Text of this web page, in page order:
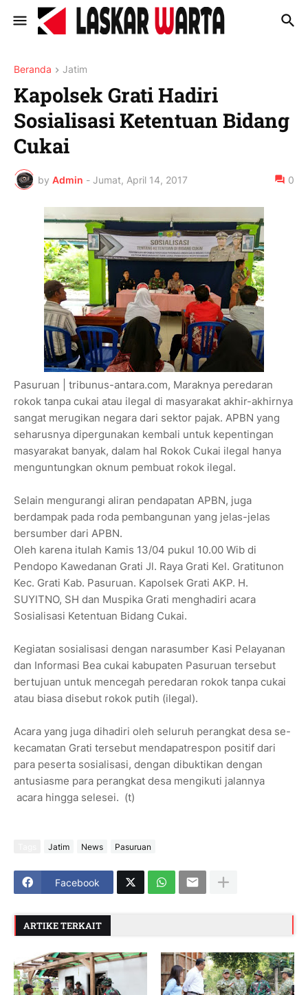
Beranda Jatim
Kapolsek Grati Hadiri
Sosialisasi Ketentuan Bidang
Cukai
by Admin - Jumat, April 14, 2017 0
Pasuruan | tribunus-antara.com, Maraknya peredaran
rokok tanpa cukai atau ilegal di masyarakat akhir-akhirnya
sangat merugikan negara dari sektor pajak. APBN yang
seharusnya dipergunakan kembali untuk kepentingan
masyarakat banyak, dalam hal Rokok Cukai ilegal hanya
menguntungkan oknum pembuat rokok ilegal.
Selain mengurangi aliran pendapatan APBN, juga
berdampak pada roda pembangunan yang jelas-jelas
bersumber dari APBN.
Oleh karena itulah Kamis 13/04 pukul 10.00 Wib di
Pendopo Kawedanan Grati Jl. Raya Grati Kel. Gratitunon
Kec. Grati Kab. Pasuruan. Kapolsek Grati AKP. H.
SUYITNO, SH dan Muspika Grati menghadiri acara
Sosialisasi Ketentuan Bidang Cukai.
Kegiatan sosialisasi dengan narasumber Kasi Pelayanan
dan Informasi Bea cukai kabupaten Pasuruan tersebut
bertujuan untuk mencegah peredaran rokok tanpa cukai
atau biasa disebut rokok putih (ilegal).
Acara yang juga dihadiri oleh seluruh perangkat desa se-
kecamatan Grati tersebut mendapatrespon positif dari
para peserta sosialisasi, dengan dibuktikan dengan
antusiasme para perangkat desa mengikuti jalannya
acara hingga selesei. (t)
Jatim News Pasuruan
Facebook
ARTIKE TERKAIT